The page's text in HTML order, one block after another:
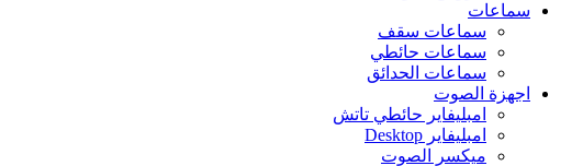
سماعات
سماعات سقف
سماعات حائطي
سماعات الحدائق
اجهزة الصوت
امبليفاير حائطي تاتش
امبليفاير Desktop
ميكسر الصوت